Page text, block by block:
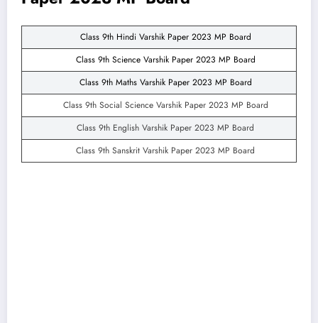
Class 9th Hindi Varshik Paper 2023 MP Board
Class 9th Science Varshik Paper 2023 MP Board
Class 9th Maths Varshik Paper 2023 MP Board
Class 9th Social Science Varshik Paper 2023 MP Board
Class 9th English Varshik Paper 2023 MP Board
Class 9th Sanskrit Varshik Paper 2023 MP Board